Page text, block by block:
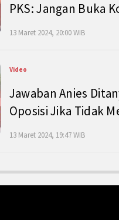
PKS: Jangan Buka
13 Maret 2024, 20:00 WIB
Video
Jawaban Anies
Oposisi Jika Tidak
13 Maret 2024, 19:47 WIB